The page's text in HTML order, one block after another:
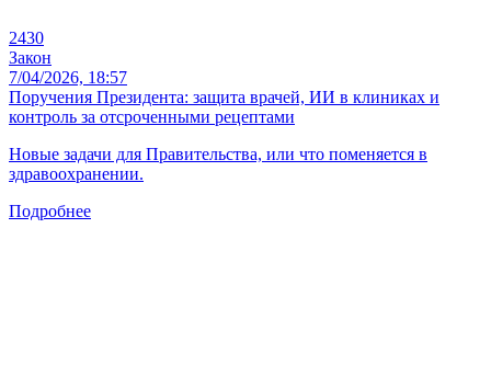
2430
Закон
7/04/2026, 18:57
Поручения Президента: защита врачей, ИИ в клиниках и
контроль за отсроченными рецептами
Новые задачи для Правительства, или что поменяется в
здравоохранении.
Подробнее